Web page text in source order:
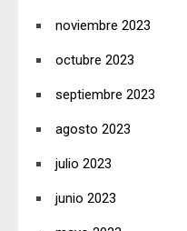
noviembre 2023
octubre 2023
septiembre 2023
agosto 2023
julio 2023
junio 2023